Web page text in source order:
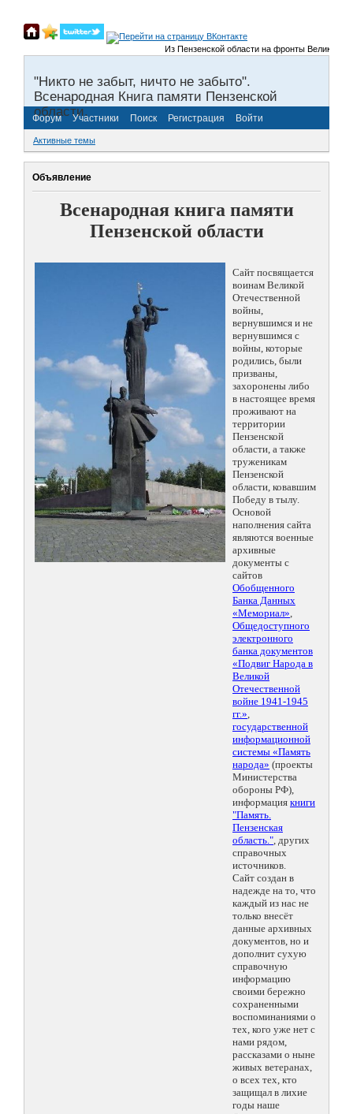
Из Пензенской области на фронты Великой
"Никто не забыт, ничто не забыто".
Всенародная Книга памяти Пензенской
области.
Форум Участники Поиск Регистрация Войти
Активные темы
Объявление
Всенародная книга памяти
Пензенской области
Сайт посвящается
воинам Великой
Отечественной
войны,
вернувшимся и не
вернувшимся с
войны, которые
родились, были
призваны,
захоронены либо
в настоящее время
проживают на
территории
Пензенской
области, а также
труженикам
Пензенской
области, ковавшим
Победу в тылу.
Основой
наполнения сайта
являются военные
архивные
документы с
сайтов
Обобщенного
Банка Данных
«Мемориал»,
Общедоступного
электронного
банка документов
«Подвиг Народа в
Великой
Отечественной
войне 1941-1945
гг.»,
государственной
информационной
системы «Память
народа» (проекты
Министерства
обороны РФ),
информация книги
"Память.
Пензенская
область.", других
справочных
источников.
Сайт создан в
надежде на то, что
каждый из нас не
только внесёт
данные архивных
документов, но и
дополнит сухую
справочную
информацию
своими бережно
сохраненными
воспоминаниями о
тех, кого уже нет с
нами рядом,
рассказами о ныне
живых ветеранах,
о всех тех, кто
защищал в лихие
годы наше